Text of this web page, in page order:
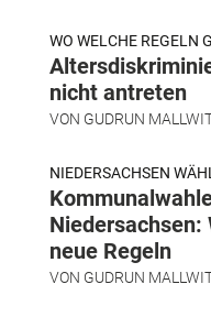
WO WELCHE REGELN
nicht antreten
VON GUDRUN
NIEDERSACHSEN
Niedersachsen:
neue Regeln
VON GUDRUN